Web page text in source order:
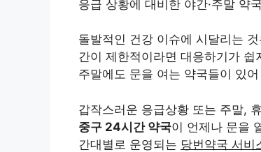
응급 상황에 대비한 야간·주말 약
돌발적인 건강 이슈에 시달리는
간이 제한적이라면 대응하기가
주말에도 문을 여는 약국들이 있
갑작스러운 응급상황 또는 주말,
중구 24시간 약국이 언제나 문을
간대별로 운영되는 당번약국 서비